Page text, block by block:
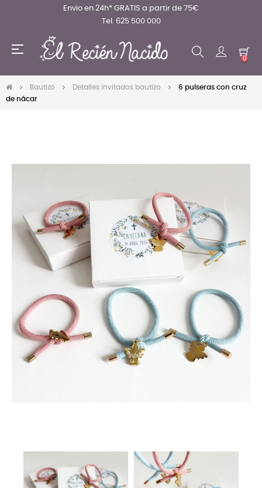
Envio en 24h* GRATIS a partir de 75€
Tel. 625 500 000
Navegación
☰
0
Bautizo Detalles invitados bautizo
6 pulseras con cruz
de nácar